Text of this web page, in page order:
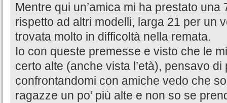
Mentre qui un’amica mi ha prestato una
rispetto ad altri modelli, larga 21 per un
trovata molto in difficoltà nella remata.
Io con queste premesse e visto che le
certo alte (anche vista l’età), pensavo di
confrontandomi con amiche vedo che
ragazze un po’ più alte e non so se